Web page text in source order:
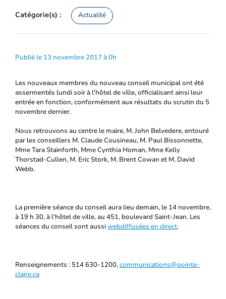
Catégorie(s) : Actualité
Publié le 13 novembre 2017 à 0h
Les nouveaux membres du nouveau conseil municipal ont été
assermentés lundi soir à l'hôtel de ville, officialisant ainsi leur
entrée en fonction, conformément aux résultats du scrutin du 5
novembre dernier.
Nous retrouvons au centre le maire, M. John Belvedere, entouré
par les conseillers M. Claude Cousineau, M. Paul Bissonnette,
Mme Tara Stainforth, Mme Cynthia Homan, Mme Kelly
Thorstad-Cullen, M. Eric Stork, M. Brent Cowan et M. David
Webb.
La première séance du conseil aura lieu demain, le 14 novembre,
à 19 h 30, à l'hôtel de ville, au 451, boulevard Saint-Jean. Les
séances du conseil sont aussiwebdiffusées en direct.
Renseignements : 514 630-1200,communications@pointe-
claire.ca